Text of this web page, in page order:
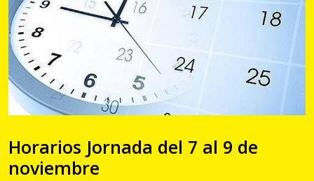
Horarios Jornada del 7 al 9 de
noviembre